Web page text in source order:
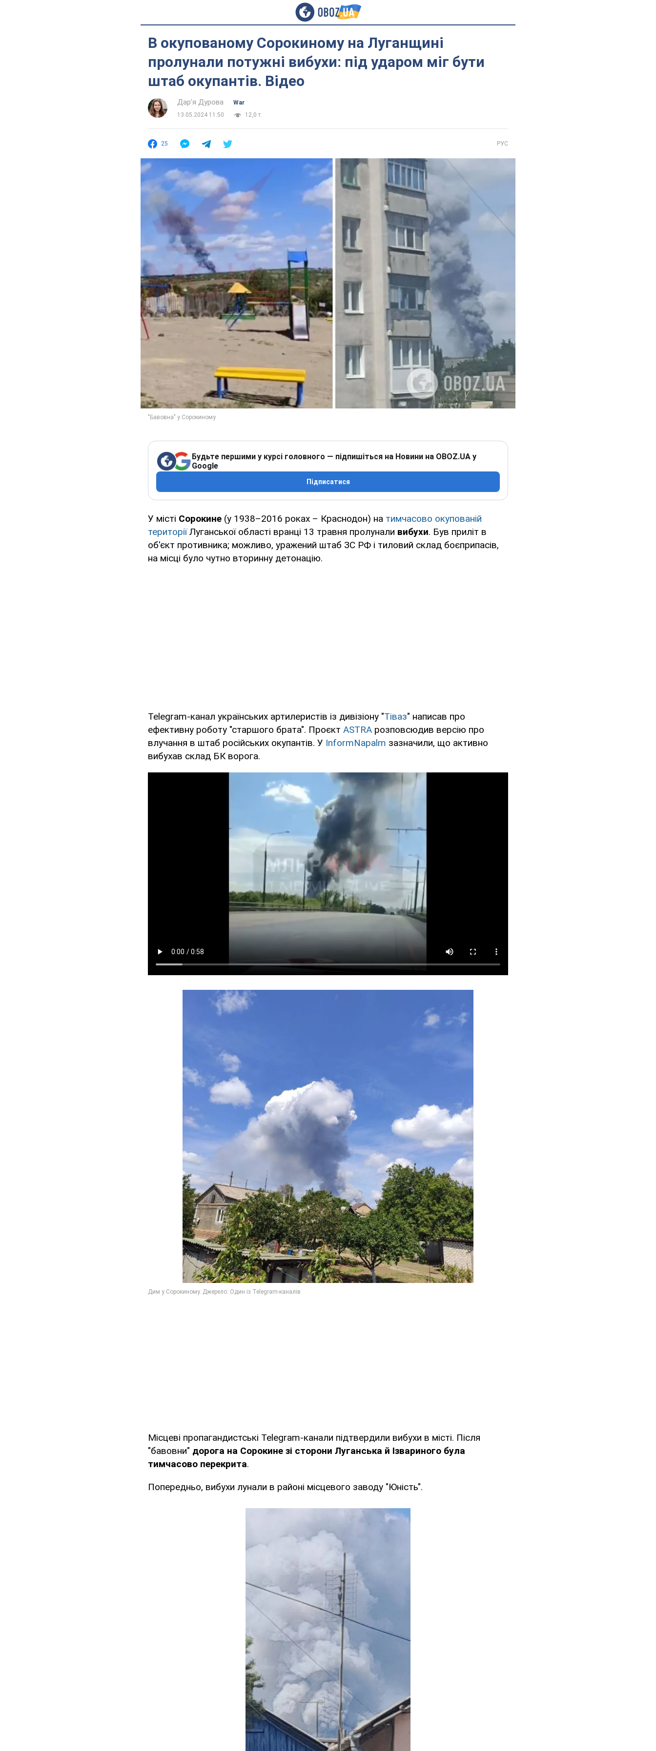
В окупованому Сорокиному на Луганщині
пролунали потужні вибухи: під ударом міг бути
штаб окупантів. Відео
Дар'я Дурова
War
13.05.2024 11:50
12,0 т.
25 РУС
Будьте першими у курсі головного — підпишіться на Новини на OBOZ.UA у
Google
Підписатися
У місті Сорокине (у 1938–2016 роках – Краснодон) на тимчасово окупованій
територіїЛуганської області вранці 13 травня пролунали вибухи. Був приліт в
об'єкт противника; можливо, уражений штаб ЗС РФ і тиловий склад боєприпасів,
на місці було чутно вторинну детонацію.
Telegram-канал українських артилеристів із дивізіону "Тіваз" написав про
ефективну роботу "старшого брата". Проєкт ASTRA розповсюдив версію про
влучання в штаб російських окупантів. У InformNapalm зазначили, що активно
вибухав склад БК ворога.
Місцеві пропагандистські Telegram-канали підтвердили вибухи в місті. Після
"бавовни" дорога на Сорокине зі сторони Луганська й Ізвариного була
тимчасово перекрита.
Попередньо, вибухи лунали в районі місцевого заводу "Юність".